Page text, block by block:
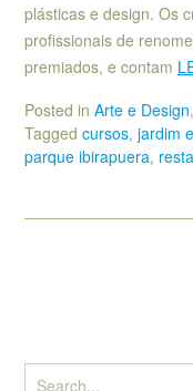
plásticas e design. Os
profissionais de
premiados, e contam
Posted in Arte e Design,
Tagged cursos, jardim
parque ibirapuera,